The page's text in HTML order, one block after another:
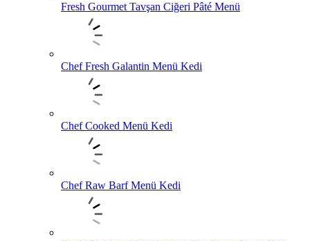
Fresh Gourmet Tavşan Ciğeri Pâté Menü
Chef Fresh Galantin Menü Kedi
Chef Cooked Menü Kedi
Chef Raw Barf Menü Kedi